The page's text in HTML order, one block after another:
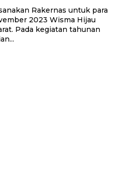
Rakernas untuk para
2023 Wisma Hijau
Pada kegiatan tahunan